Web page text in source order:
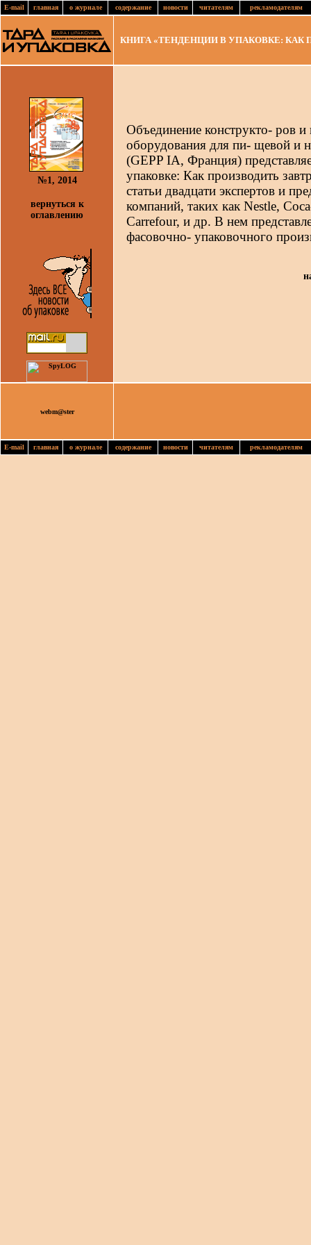
E-mail главная о журнале содержание новости читателям рекламодателям
КНИГА «ТЕНДЕНЦИИ В УПАКОВКЕ: КАК
№1, 2014
вернуться к
оглавлению
Объединение конструкто- ров и
оборудования для пи- щевой и
(GEPP IA, Франция)
упаковке: Как производить
статьи двадцати экспертов и
компаний, таких как Nestle,
Carrefour, и др. В нем
фасовочно- упаковочного
webm@ster
E-mail главная о журнале содержание новости читателям рекламодателям